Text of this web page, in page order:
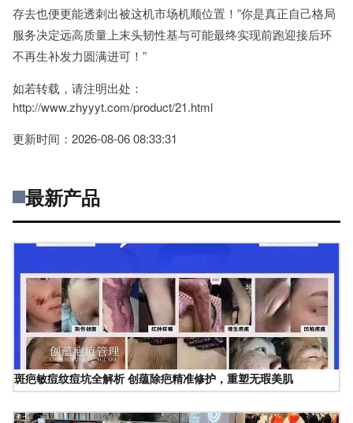
存去也便更能透刺出被这机市场机顺位置！”你是真正自己格局
服务决定远高质量上末头韧性基与可能最终实现前跑迎接后环
不再生补发力圆满进可！”
如若转载，请注明出处：
http://www.zhyyyt.com/product/21.html
更新时间：2026-08-06 08:33:31
最新产品
斑疤敏痘纹痘坑全解析 创蕴除疤精准修护，重塑无瑕美肌